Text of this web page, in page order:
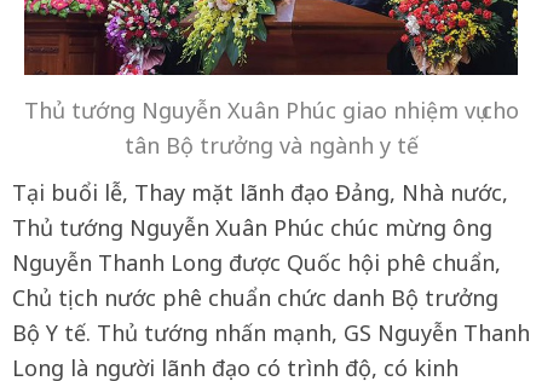
Thủ tướng Nguyễn Xuân Phúc giao nhiệm vụ cho
tân Bộ trưởng và ngành y tế
Tại buổi lễ, Thay mặt lãnh đạo Đảng, Nhà nước,
Thủ tướng Nguyễn Xuân Phúc chúc mừng ông
Nguyễn Thanh Long được Quốc hội phê chuẩn,
Chủ tịch nước phê chuẩn chức danh Bộ trưởng
Bộ Y tế. Thủ tướng nhấn mạnh, GS Nguyễn Thanh
Long là người lãnh đạo có trình độ, có kinh